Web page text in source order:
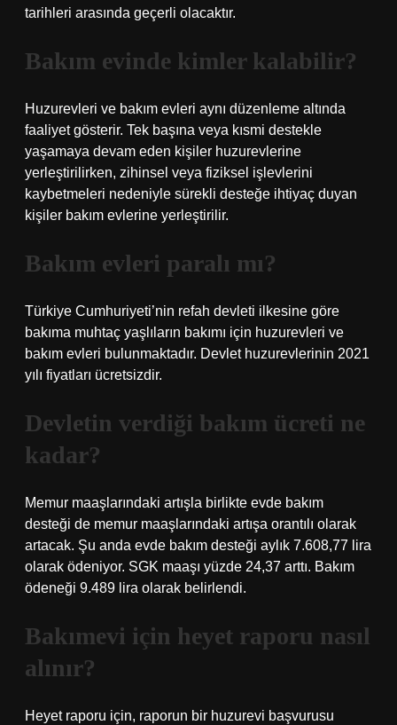
tarihleri ​​arasında geçerli olacaktır.
Bakım evinde kimler kalabilir?
Huzurevleri ve bakım evleri aynı düzenleme altında
faaliyet gösterir. Tek başına veya kısmi destekle
yaşamaya devam eden kişiler huzurevlerine
yerleştirilirken, zihinsel veya fiziksel işlevlerini
kaybetmeleri nedeniyle sürekli desteğe ihtiyaç duyan
kişiler bakım evlerine yerleştirilir.
Bakım evleri paralı mı?
Türkiye Cumhuriyeti’nin refah devleti ilkesine göre
bakıma muhtaç yaşlıların bakımı için huzurevleri ve
bakım evleri bulunmaktadır. Devlet huzurevlerinin 2021
yılı fiyatları ücretsizdir.
Devletin verdiği bakım ücreti ne
kadar?
Memur maaşlarındaki artışla birlikte evde bakım
desteği de memur maaşlarındaki artışa orantılı olarak
artacak. Şu anda evde bakım desteği aylık 7.608,77 lira
olarak ödeniyor. SGK maaşı yüzde 24,37 arttı. Bakım
ödeneği 9.489 lira olarak belirlendi.
Bakımevi için heyet raporu nasıl
alınır?
Heyet raporu için, raporun bir huzurevi başvurusu